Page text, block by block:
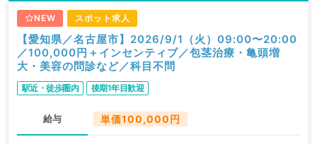
NEW スポット求人
【愛知県／名古屋市】2026/9/1（火）09:00〜20:00
／100,000円＋インセンティブ／包茎治療・亀頭増
大・美容の問診など／科目不問
駅近・徒歩圏内 後期1年目歓迎
給与 単価100,000円